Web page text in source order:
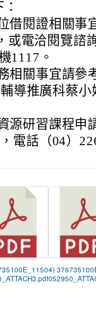
借閱證相關事
或電洽閱覽諮
1117。
相關事宜請參
導推廣科蔡小
源研習課程申
電話（04）
4)